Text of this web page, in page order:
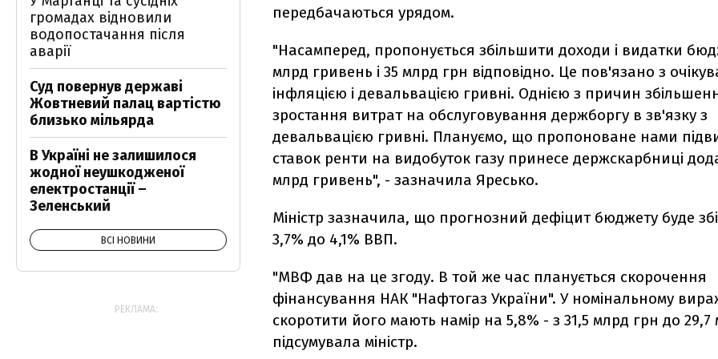
передбачаються урядом.
"Насамперед, пропонується збільшити доходи і видатки
млрд гривень і 35 млрд грн відповідно. Це пов'язано з
інфляцією і девальвацією гривні. Однією з причин
зростання витрат на обслуговування держборгу в зв'язку з
девальвацією гривні. Плануємо, що пропоноване нами
ставок ренти на видобуток газу принесе держскарбниці
млрд гривень", - зазначила Яресько.
Міністр зазначила, що прогнозний дефіцит бюджету буде
3,7% до 4,1% ВВП.
"МВФ дав на це згоду. В той же час планується скорочення
фінансування НАК "Нафтогаз України". У номінальному
скоротити його мають намір на 5,8% - з 31,5 млрд грн до 29,7
підсумувала міністр.
громадах відновили
водопостачання після
аварії
Суд повернув державі
Жовтневий палац вартістю
близько мільярда
В Україні не залишилося
жодної неушкодженої
електростанції –
Зеленський
ВСІ НОВИНИ
РЕКЛАМА: